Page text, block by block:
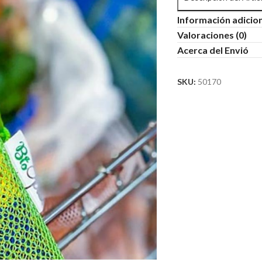
Información
Valoraciones (0)
Acerca del Envió
SKU: 50170